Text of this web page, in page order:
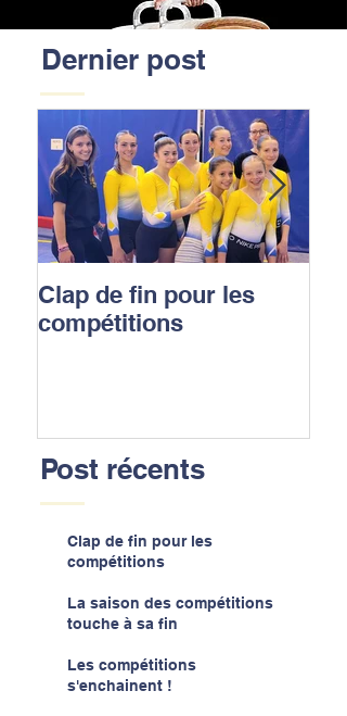
Dernier post
Clap de fin pour les
compétitions
Post récents
Clap de fin pour les
compétitions
La saison des compétitions
touche à sa fin
Les compétitions
s'enchainent !